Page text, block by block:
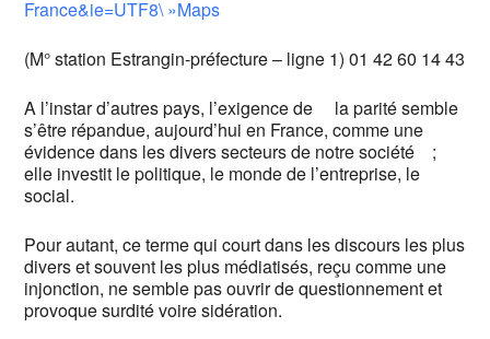
France&ie=UTF8\ »Maps
(M° station Estrangin-préfecture – ligne 1) 01 42 60 14 43
A l’instar d’autres pays, l’exigence de la parité semble
s’être répandue, aujourd’hui en France, comme une
évidence dans les divers secteurs de notre société ;
elle investit le politique, le monde de l’entreprise, le
social.
Pour autant, ce terme qui court dans les discours les plus
divers et souvent les plus médiatisés, reçu comme une
injonction, ne semble pas ouvrir de questionnement et
provoque surdité voire sidération.